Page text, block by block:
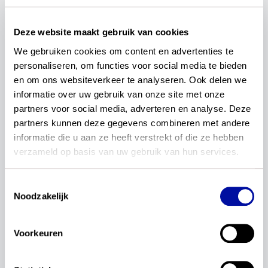
Deze website maakt gebruik van cookies
We gebruiken cookies om content en advertenties te
personaliseren, om functies voor social media te bieden
en om ons websiteverkeer te analyseren. Ook delen we
informatie over uw gebruik van onze site met onze
partners voor social media, adverteren en analyse. Deze
partners kunnen deze gegevens combineren met andere
informatie die u aan ze heeft verstrekt of die ze hebben
verzameld op basis van uw gebruik van hun services.
Noodzakelijk
Voorkeuren
Onderwijs draait niet alleen om wat leerlingen
aantoonbaar beheersen, maar ook om wat scholen
aanbieden en welke ervaringen leerlingen
opdoen. Met het gebruik van verschillende typen
doelen en handelingswerkwoorden doet we recht
aan die breedte en voorkomen we dat het
curriculum zich alleen richt op wat eenvoudig
toetsbaar is. Tegelijkertijd is het belangrijk om deze
type doelen niet los van elkaar te zien: juist in de
betekenisvolle onderwijs- en toetsactiviteiten.
duidelijke structuur. Elk kerndoel begint met een